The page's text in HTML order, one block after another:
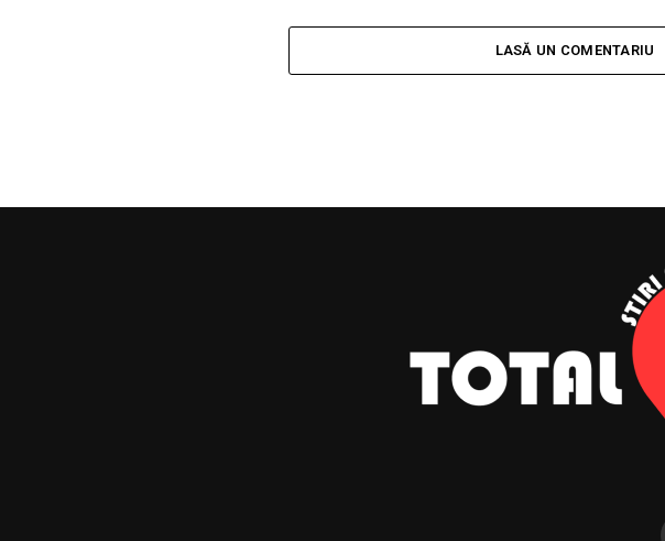
LASĂ UN COMENTARIU